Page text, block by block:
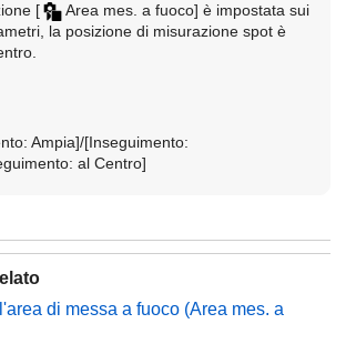
[ Area mes. a fuoco] è impostata sui
la posizione di misurazione spot è
Ampia]/[Inseguimento:
al Centro]
di messa a fuoco (Area mes. a